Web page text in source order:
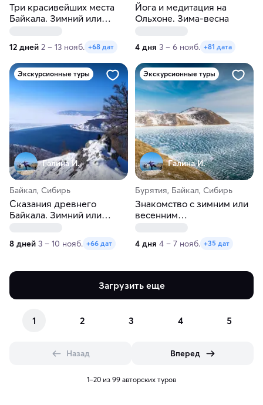
Три красивейших места
Байкала. Зимний или
12 дней 2 – 13 нояб. +68 дат
Йога и медитация на
Ольхоне. Зима-весна
4 дня 3 – 6 нояб. +81 дата
Экскурсионные туры
Галина И.
Байкал, Сибирь
Сказания древнего
Байкала. Зимний или
8 дней 3 – 10 нояб. +66 дат
Экскурсионные туры
Галина И.
Бурятия, Байкал, Сибирь
Знакомство с зимним или
весенним
4 дня 4 – 7 нояб. +35 дат
Загрузить еще
1 2 3 4 5
Назад Вперед
1–20 из 99 авторских туров